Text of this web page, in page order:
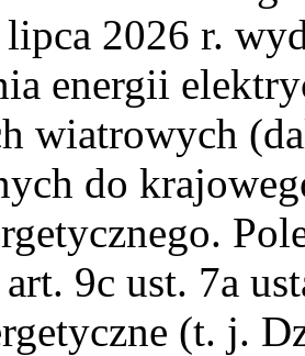
2026 r.
energii
wiatrowych
do
9c ust. 7a
(t. j.